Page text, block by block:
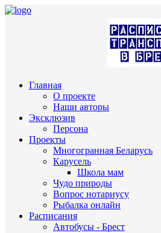
Главная
О проекте
Наши авторы
Эксклюзив
Персона
Проекты
Многогранная Беларусь
Карусель
Школа мам
Чудо природы
Вопрос нотариусу
Рыбалка онлайн
Расписания
Автобусы - Брест